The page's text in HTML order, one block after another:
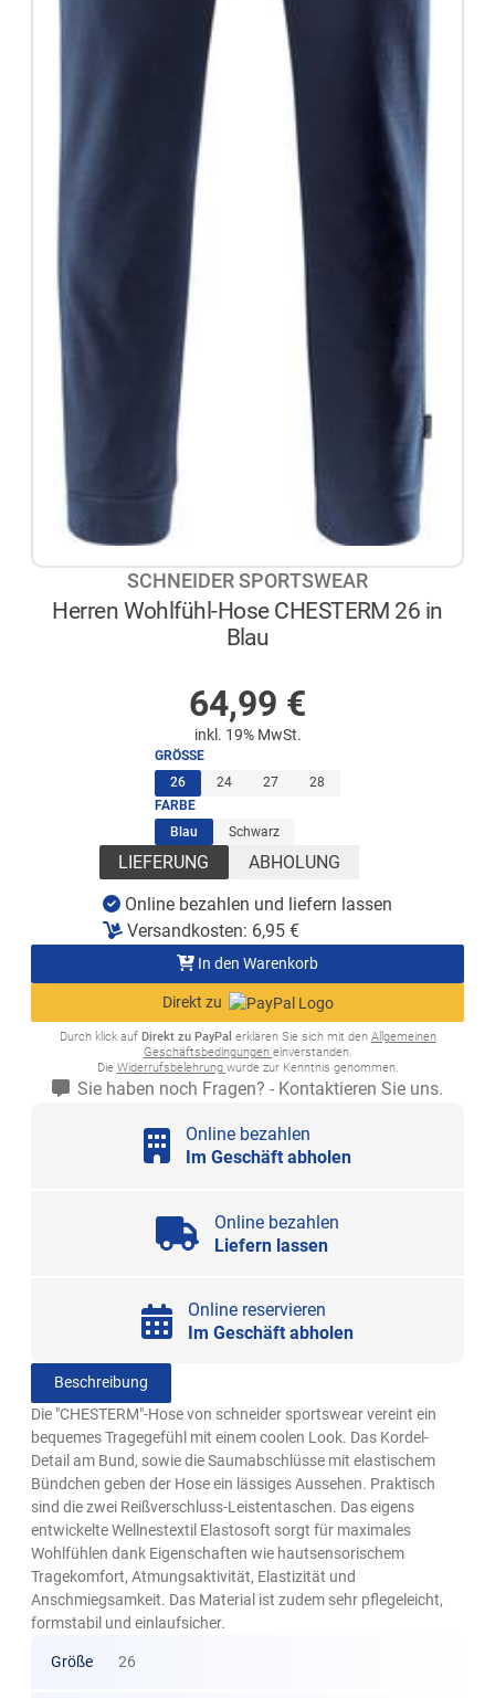
SCHNEIDER SPORTSWEAR
Herren Wohlfühl-Hose CHESTERM 26 in
Blau
64,99 €
inkl. 19% MwSt.
GRÖSSE
26(ausgewählt)
24 27
28
FARBE
Blau(ausgewählt)
Schwarz
LIEFERUNG ABHOLUNG
Online bezahlen und liefern lassen
Versandkosten: 6,95 €
In den Warenkorb
Direkt zu
Durch klick auf Direkt zu PayPal erklären Sie sich mit den Allgemeinen
Geschäftsbedingungen einverstanden.
Die Widerrufsbelehrung wurde zur Kenntnis genommen.
Sie haben noch Fragen? - Kontaktieren Sie uns.
Online bezahlen
Im Geschäft abholen
Online bezahlen
Liefern lassen
Online reservieren
Im Geschäft abholen
Beschreibung
Die "CHESTERM"-Hose von schneider sportswear vereint ein
bequemes Tragegefühl mit einem coolen Look. Das Kordel-
Detail am Bund, sowie die Saumabschlüsse mit elastischem
Bündchen geben der Hose ein lässiges Aussehen. Praktisch
sind die zwei Reißverschluss-Leistentaschen. Das eigens
entwickelte Wellnestextil Elastosoft sorgt für maximales
Wohlfühlen dank Eigenschaften wie hautsensorischem
Tragekomfort, Atmungsaktivität, Elastizität und
Anschmiegsamkeit. Das Material ist zudem sehr pflegeleicht,
formstabil und einlaufsicher.
Größe 26